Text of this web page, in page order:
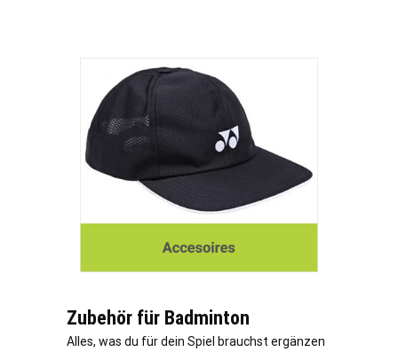
Zubehör für Badminton
Alles, was du für dein Spiel brauchst ergänzen